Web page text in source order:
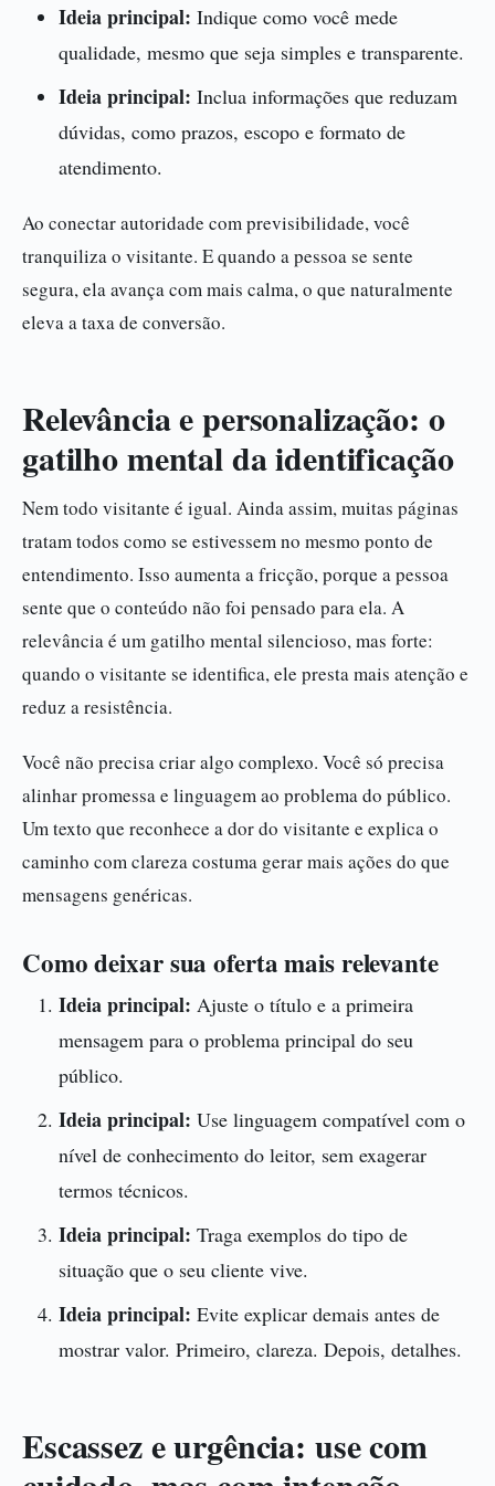
Ideia principal: Indique como você mede
qualidade, mesmo que seja simples e transparente.
Ideia principal: Inclua informações que reduzam
dúvidas, como prazos, escopo e formato de
atendimento.
Ao conectar autoridade com previsibilidade, você
tranquiliza o visitante. E quando a pessoa se sente
segura, ela avança com mais calma, o que naturalmente
eleva a taxa de conversão.
Relevância e personalização: o
gatilho mental da identificação
Nem todo visitante é igual. Ainda assim, muitas páginas
tratam todos como se estivessem no mesmo ponto de
entendimento. Isso aumenta a fricção, porque a pessoa
sente que o conteúdo não foi pensado para ela. A
relevância é um gatilho mental silencioso, mas forte:
quando o visitante se identifica, ele presta mais atenção e
reduz a resistência.
Você não precisa criar algo complexo. Você só precisa
alinhar promessa e linguagem ao problema do público.
Um texto que reconhece a dor do visitante e explica o
caminho com clareza costuma gerar mais ações do que
mensagens genéricas.
Como deixar sua oferta mais relevante
Ideia principal: Ajuste o título e a primeira
mensagem para o problema principal do seu
público.
Ideia principal: Use linguagem compatível com o
nível de conhecimento do leitor, sem exagerar
termos técnicos.
Ideia principal: Traga exemplos do tipo de
situação que o seu cliente vive.
Ideia principal: Evite explicar demais antes de
mostrar valor. Primeiro, clareza. Depois, detalhes.
Escassez e urgência: use com